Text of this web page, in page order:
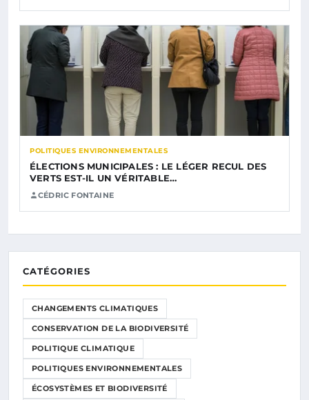
POLITIQUES ENVIRONNEMENTALES
ÉLECTIONS MUNICIPALES : LE LÉGER RECUL DES
VERTS EST-IL UN VÉRITABLE…
CÉDRIC FONTAINE
CATÉGORIES
CHANGEMENTS CLIMATIQUES
CONSERVATION DE LA BIODIVERSITÉ
POLITIQUE CLIMATIQUE
POLITIQUES ENVIRONNEMENTALES
ÉCOSYSTÈMES ET BIODIVERSITÉ